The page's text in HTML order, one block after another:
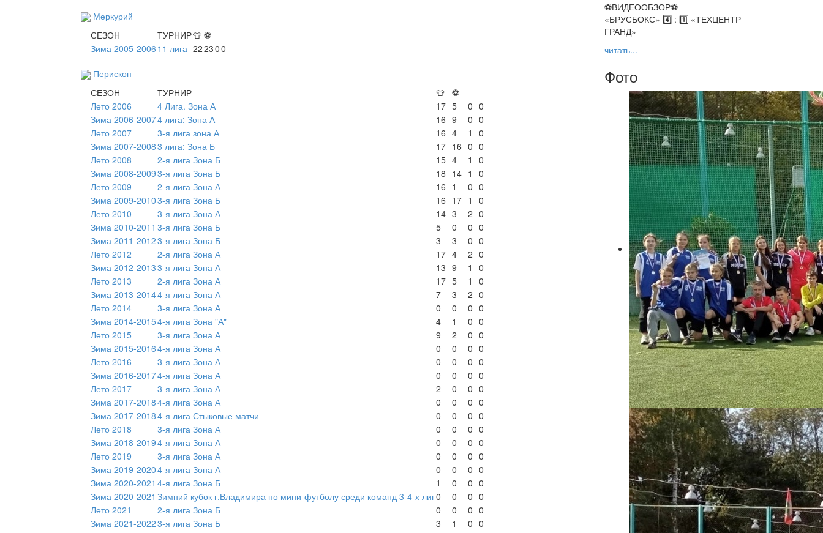
Меркурий
СЕЗОН
ТУРНИР👕 ⚽
Зима 2005-2006 11 лига 222300
Перископ
СЕЗОН
ТУРНИР 👕 ⚽
Лето 2006
4 Лига. Зона А 17 5 0 0
Зима 2006-20074 лига: Зона А 16 9 0 0
Лето 2007
3-я лига зона А 16 4 1
0
Зима 2007-20083 лига: Зона Б 17 16 0 0
Лето 2008
2-я лига Зона Б 15 4 1
0
Зима 2008-20093-я лига Зона Б 18 14 1
0
Лето 2009
2-я лига Зона А 16 1 0 0
Зима 2009-20103-я лига Зона Б 16 17 1
0
Лето 2010
3-я лига Зона А 14 3 2 0
Зима 2010-2011 3-я лига Зона Б 5 0 0 0
Зима 2011-20123-я лига Зона Б 3 3 0 0
Лето 2012
2-я лига Зона А 17 4 2 0
Зима 2012-20133-я лига Зона А 13 9 1
0
Лето 2013
2-я лига Зона А 17 5 1
0
Зима 2013-20144-я лига Зона А 7 3 2 0
Лето 2014
3-я лига Зона А 0 0 0 0
Зима 2014-20154-я лига Зона "А" 4 1 0 0
Лето 2015
3-я лига Зона А 9 2 0 0
Зима 2015-20164-я лига Зона А 0 0 0 0
Лето 2016
3-я лига Зона А 0 0 0 0
Зима 2016-20174-я лига Зона А 0 0 0 0
Лето 2017
3-я лига Зона А 2 0 0 0
Зима 2017-20184-я лига Зона А 0 0 0 0
Зима 2017-20184-я лига Стыковые матчи 0 0 0 0
Лето 2018
3-я лига Зона А 0 0 0 0
Зима 2018-20194-я лига Зона А 0 0 0 0
Лето 2019
3-я лига Зона А 0 0 0 0
Зима 2019-20204-я лига Зона А 0 0 0 0
Зима 2020-2021 4-я лига Зона Б 1 0 0 0
Зима 2020-2021 Зимний кубок г.Владимира по мини-футболу среди команд 3-4-х лиг0 0 0 0
Лето 2021
2-я лига Зона Б 0 0 0 0
Зима 2021-20223-я лига Зона Б 3 1 0 0
⚽️ВИДЕООБЗОР⚽️
«БРУСБОКС» 4️⃣ : 1️⃣ «ТЕХЦЕНТР
ГРАНД»
читать...
Фото